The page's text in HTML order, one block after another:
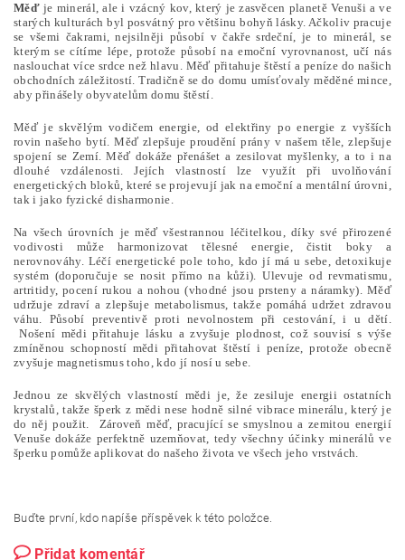
Měď je minerál, ale i vzácný kov, který je zasvěcen planetě Venuši a ve
starých kulturách byl posvátný pro většinu bohyň lásky. Ačkoliv pracuje
se všemi čakrami, nejsilněji působí v čakře srdeční, je to minerál, se
kterým se cítíme lépe, protože působí na emoční vyrovnanost, učí nás
naslouchat více srdce než hlavu. Měď přitahuje štěstí a peníze do našich
obchodních záležitostí. Tradičně se do domu umísťovaly měděné mince,
aby přinášely obyvatelům domu štěstí.
Měď je skvělým vodičem energie, od elektřiny po energie z vyšších
rovin našeho bytí. Měď zlepšuje proudění prány v našem těle, zlepšuje
spojení se Zemí. Měď dokáže přenášet a zesilovat myšlenky, a to i na
dlouhé vzdálenosti. Jejích vlastností lze využít při uvolňování
energetických bloků, které se projevují jak na emoční a mentální úrovni,
tak i jako fyzické disharmonie.
Na všech úrovních je měď všestrannou léčitelkou, díky své přirozené
vodivosti může harmonizovat tělesné energie, čistit boky a
nerovnováhy. Léčí energetické pole toho, kdo jí má u sebe, detoxikuje
systém (doporučuje se nosit přímo na kůži). Ulevuje od revmatismu,
artritidy, pocení rukou a nohou (vhodné jsou prsteny a náramky). Měď
udržuje zdraví a zlepšuje metabolismus, takže pomáhá udržet zdravou
váhu. Působí preventivě proti nevolnostem při cestování, i u dětí.
Nošení mědi přitahuje lásku a zvyšuje plodnost, což souvisí s výše
zmíněnou schopností mědi přitahovat štěstí i peníze, protože obecně
zvyšuje magnetismus toho, kdo jí nosí u sebe.
Jednou ze skvělých vlastností mědi je, že zesiluje energii ostatních
krystalů, takže šperk z mědi nese hodně silné vibrace minerálu, který je
do něj použit. Zároveň měď, pracující se smyslnou a zemitou energií
Venuše dokáže perfektně uzemňovat, tedy všechny účinky minerálů ve
šperku pomůže aplikovat do našeho života ve všech jeho vrstvách.
Buďte první, kdo napíše příspěvek k této položce.
Přidat komentář